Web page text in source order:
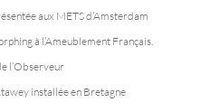
aux METS d’Amsterdam
à l’Ameublement Français.
l’Observeur
installée en Bretagne